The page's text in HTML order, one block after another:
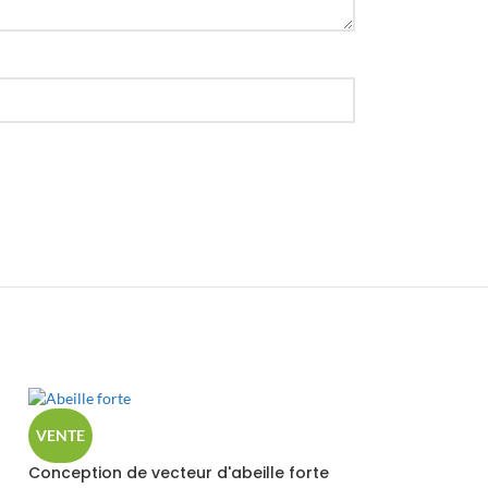
VENTE
Conception de vecteur d'abeille forte